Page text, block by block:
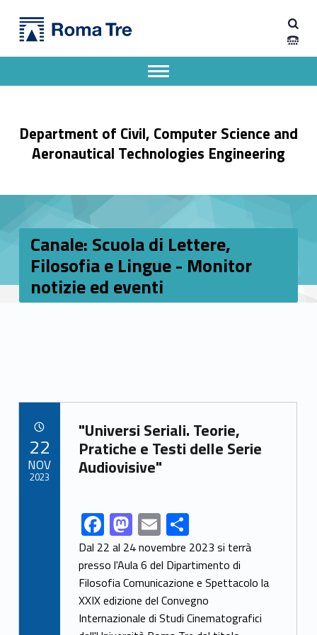
Canale: Scuola di Lettere, Filosofia e Lingue - Monitor notizie ed eventi - Dipartimento di Ingegneria Civile, Informatica e delle Tecnologie Aeronautiche
Department of Civil, Computer Science and
Aeronautical Technologies Engineering
Apri il menu secondario
Header info sidebar
Canale: Scuola di Lettere,
Filosofia e Lingue - Monitor
notizie ed eventi
Link identifier archive #link-archive-81020
"Universi Seriali. Teorie,
Pratiche e Testi delle Serie
Audiovisive"
Link identifier share facebook archive #share-link-archive-53841F
ac
e
b
o
M
as
to
d
o
E
m
ai
l
S
h
ar
e
Dal 22 al 24 novembre 2023 si terrà
presso l'Aula 6 del Dipartimento di
Filosofia Comunicazione e Spettacolo la
XXIX edizione del Convegno
Internazionale di Studi Cinematografici
22
NOV
2023